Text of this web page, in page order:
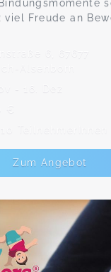
viel Freude an
6, 67677
Alsenborn
- 16. Dez
€
TeilnehmerInnen
Zum Angebot